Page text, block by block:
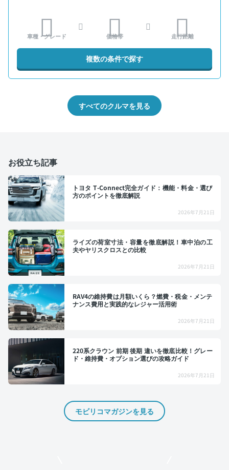
車種・グレード 価格帯 走行距離
複数の条件で探す
すべてのクルマを見る
お役立ち記事
トヨタ T-Connect完全ガイド：機能・料金・選び
方のポイントを徹底解説
2026年7月21日
ライズの荷室寸法・容量を徹底解説！車中泊の工
夫やヤリスクロスとの比較
2026年7月21日
RAV4の維持費は月額いくら？燃費・税金・メンテ
ナンス費用と実践的なレジャー活用術
2026年7月21日
220系クラウン 前期 後期 違いを徹底比較！グレー
ド・維持費・オプション選びの攻略ガイド
2026年7月21日
モビリコマガジンを見る